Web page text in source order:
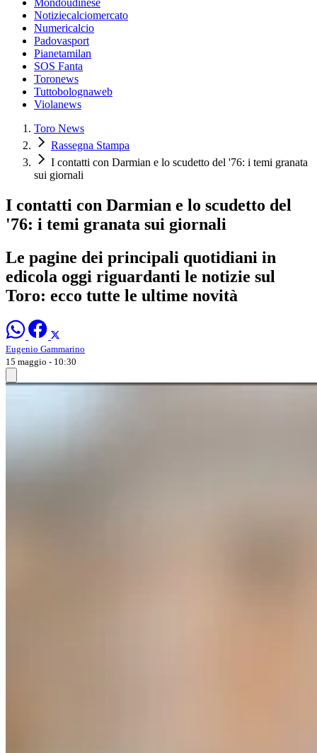
Mondoudinese
Notiziecalciomercato
Numericalcio
Padovasport
Pianetamilan
SOS Fanta
Toronews
Tuttobolognaweb
Violanews
Toro News
Rassegna Stampa
I contatti con Darmian e lo scudetto del '76: i temi granata
sui giornali
I contatti con Darmian e lo scudetto del
'76: i temi granata sui giornali
Le pagine dei principali quotidiani in
edicola oggi riguardanti le notizie sul
Toro: ecco tutte le ultime novità
Eugenio Gammarino
15 maggio - 10:30